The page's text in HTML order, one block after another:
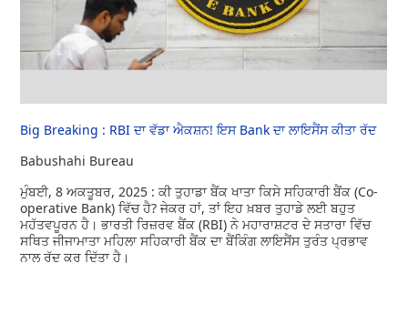
Big Breaking : RBI ਦਾ ਵੱਡਾ ਐਕਸ਼ਨ! ਇਸ Bank ਦਾ ਲਾਇਸੈਂਸ ਕੀਤਾ ਰੱਦ
Babushahi Bureau
ਮੁੰਬਈ, 8 ਅਕਤੂਬਰ, 2025 : ਕੀ ਤੁਹਾਡਾ ਬੈਂਕ ਖਾਤਾ ਕਿਸੇ ਸਹਿਕਾਰੀ ਬੈਂਕ (Co-
operative Bank) ਵਿੱਚ ਹੈ? ਜੇਕਰ ਹਾਂ, ਤਾਂ ਇਹ ਖ਼ਬਰ ਤੁਹਾਡੇ ਲਈ ਬਹੁਤ
ਮਹੱਤਵਪੂਰਨ ਹੈ। ਭਾਰਤੀ ਰਿਜ਼ਰਵ ਬੈਂਕ (RBI) ਨੇ ਮਹਾਰਾਸ਼ਟਰ ਦੇ ਸਤਾਰਾ ਵਿੱਚ
ਸਥਿਤ ਜੀਜਾਮਾਤਾ ਮਹਿਲਾ ਸਹਿਕਾਰੀ ਬੈਂਕ ਦਾ ਬੈਂਕਿੰਗ ਲਾਇਸੈਂਸ ਤੁਰੰਤ ਪ੍ਰਭਾਵ
ਨਾਲ ਰੱਦ ਕਰ ਦਿੱਤਾ ਹੈ।